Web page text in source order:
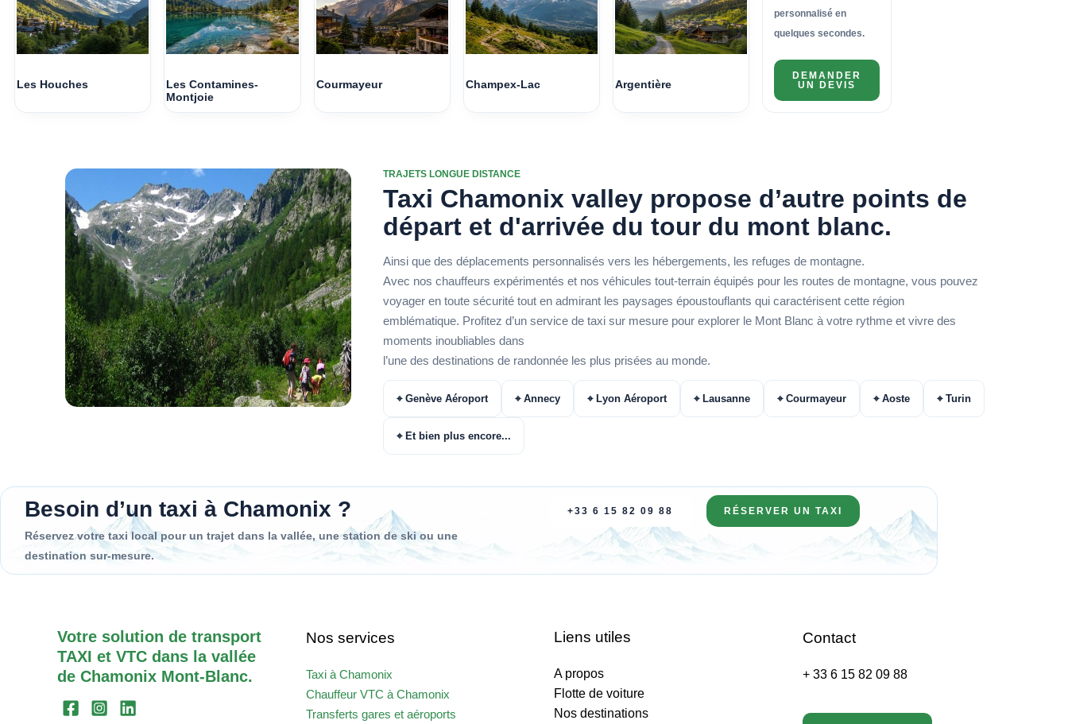
Les Houches
Les Contamines-
Montjoie
Courmayeur Champex-Lac Argentière
personnalisé en
quelques secondes.
DEMANDER
UN DEVIS
TRAJETS LONGUE DISTANCE
Taxi Chamonix valley propose d’autre points de
départ et d'arrivée du tour du mont blanc.
Ainsi que des déplacements personnalisés vers les hébergements, les refuges de montagne.
Avec nos chauffeurs expérimentés et nos véhicules tout-terrain équipés pour les routes de montagne, vous pouvez
voyager en toute sécurité tout en admirant les paysages époustouflants qui caractérisent cette région
emblématique. Profitez d’un service de taxi sur mesure pour explorer le Mont Blanc à votre rythme et vivre des
moments inoubliables dans
l’une des destinations de randonnée les plus prisées au monde.
⌖ Genève Aéroport ⌖ Annecy ⌖ Lyon Aéroport ⌖ Lausanne ⌖ Courmayeur ⌖ Aoste ⌖ Turin
⌖ Et bien plus encore...
Besoin d’un taxi à Chamonix ?
Réservez votre taxi local pour un trajet dans la vallée, une station de ski ou une
destination sur-mesure.
+33 6 15 82 09 88 RÉSERVER UN TAXI
Votre solution de transport
TAXI et VTC dans la vallée
de Chamonix Mont-Blanc.
Nos services
Taxi à Chamonix
Chauffeur VTC à Chamonix
Transferts gares et aéroports
Liens utiles
A propos
Flotte de voiture
Nos destinations
Contact
+ 33 6 15 82 09 88